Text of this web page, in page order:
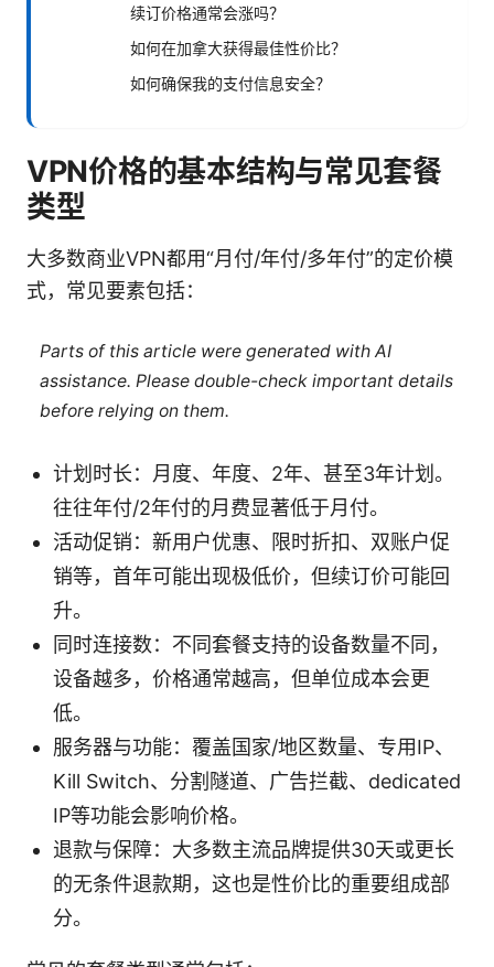
续订价格通常会涨吗？
如何在加拿大获得最佳性价比？
如何确保我的支付信息安全？
VPN价格的基本结构与常见套餐
类型
大多数商业VPN都用“月付/年付/多年付”的定价模
式，常见要素包括：
Parts of this article were generated with AI
assistance. Please double-check important details
before relying on them.
计划时长：月度、年度、2年、甚至3年计划。
往往年付/2年付的月费显著低于月付。
活动促销：新用户优惠、限时折扣、双账户促
销等，首年可能出现极低价，但续订价可能回
升。
同时连接数：不同套餐支持的设备数量不同，
设备越多，价格通常越高，但单位成本会更
低。
服务器与功能：覆盖国家/地区数量、专用IP、
Kill Switch、分割隧道、广告拦截、dedicated
IP等功能会影响价格。
退款与保障：大多数主流品牌提供30天或更长
的无条件退款期，这也是性价比的重要组成部
分。